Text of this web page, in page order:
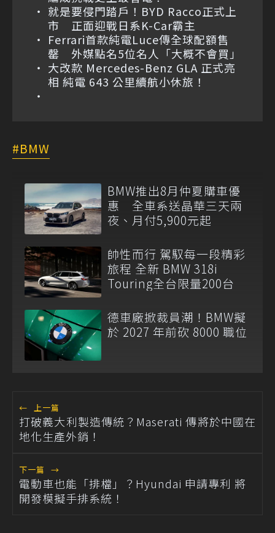
就是要侵門踏戶！BYD Racco正式上
市 正面迎戰日系K-Car霸主
Ferrari首款純電Luce傳全球配額售
罄 外媒點名5位名人「大概不會買」
大改款 Mercedes-Benz GLA 正式亮
相 純電 643 公里續航小休旅！
BMW
BMW推出8月仲夏購車優
惠 全車系送晶華三天兩
夜、月付5,900元起
帥性而行 駕馭每一段精彩
旅程 全新 BMW 318i
Touring全台限量200台
德車廠掀裁員潮！BMW擬
於 2027 年前砍 8000 職位
← 上一篇
打破義大利製造傳統？Maserati 傳將於中國在
地化生產外銷！
下一篇 →
電動車也能「排檔」？Hyundai 申請專利 將
開發模擬手排系統！